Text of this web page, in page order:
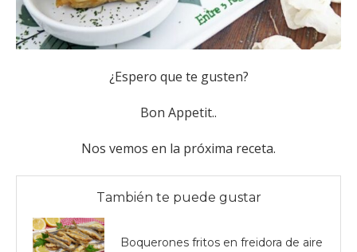
¿Espero que te gusten?
Bon Appetit..
Nos vemos en la próxima receta.
También te puede gustar
Boquerones fritos en freidora de aire